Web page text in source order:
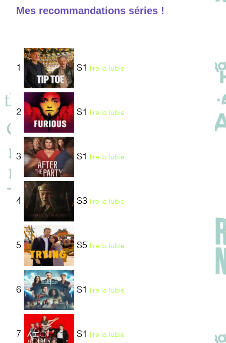
Mes recommandations séries !
1 S1 lire la lubie
2 S1 lire la lubie
3 S1 lire la lubie
4 S3 lire la lubie
5 S5 lire la lubie
6 S1 lire la lubie
7 S1 lire la lubie